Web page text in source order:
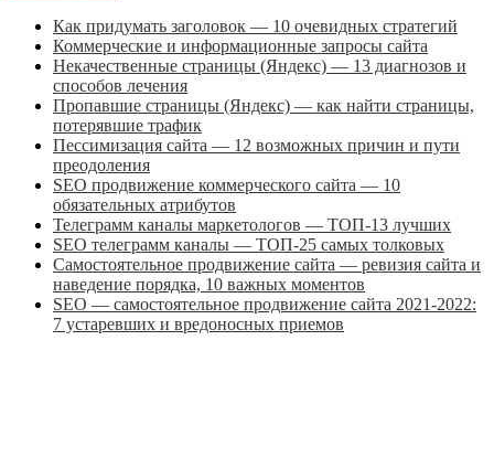
Как придумать заголовок — 10 очевидных стратегий
Коммерческие и информационные запросы сайта
Некачественные страницы (Яндекс) — 13 диагнозов и
способов лечения
Пропавшие страницы (Яндекс) — как найти страницы,
потерявшие трафик
Пессимизация сайта — 12 возможных причин и пути
преодоления
SEO продвижение коммерческого сайта — 10
обязательных атрибутов
Телеграмм каналы маркетологов — ТОП-13 лучших
SEO телеграмм каналы — ТОП-25 самых толковых
Самостоятельное продвижение сайта — ревизия сайта и
наведение порядка, 10 важных моментов
SEO — самостоятельное продвижение сайта 2021-2022:
7 устаревших и вредоносных приемов